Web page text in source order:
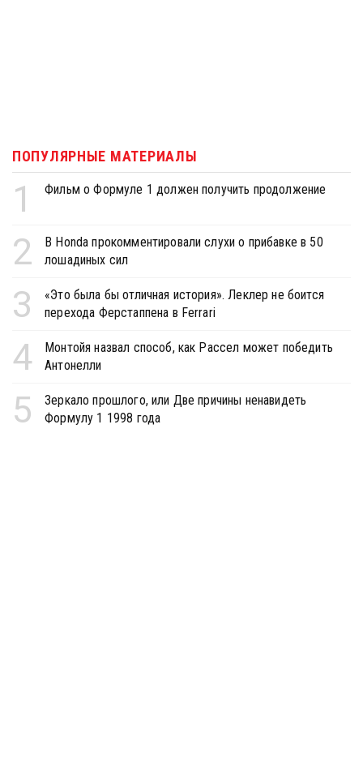
ПОПУЛЯРНЫЕ МАТЕРИАЛЫ
1 Фильм о Формуле 1 должен получить продолжение
2
В Honda прокомментировали слухи о прибавке в 50
лошадиных сил
3
«Это была бы отличная история». Леклер не боится
перехода Ферстаппена в Ferrari
4
Монтойя назвал способ, как Рассел может победить
Антонелли
5
Зеркало прошлого, или Две причины ненавидеть
Формулу 1 1998 года